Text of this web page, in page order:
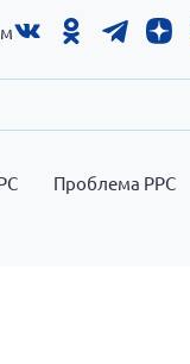
Проблема РРС